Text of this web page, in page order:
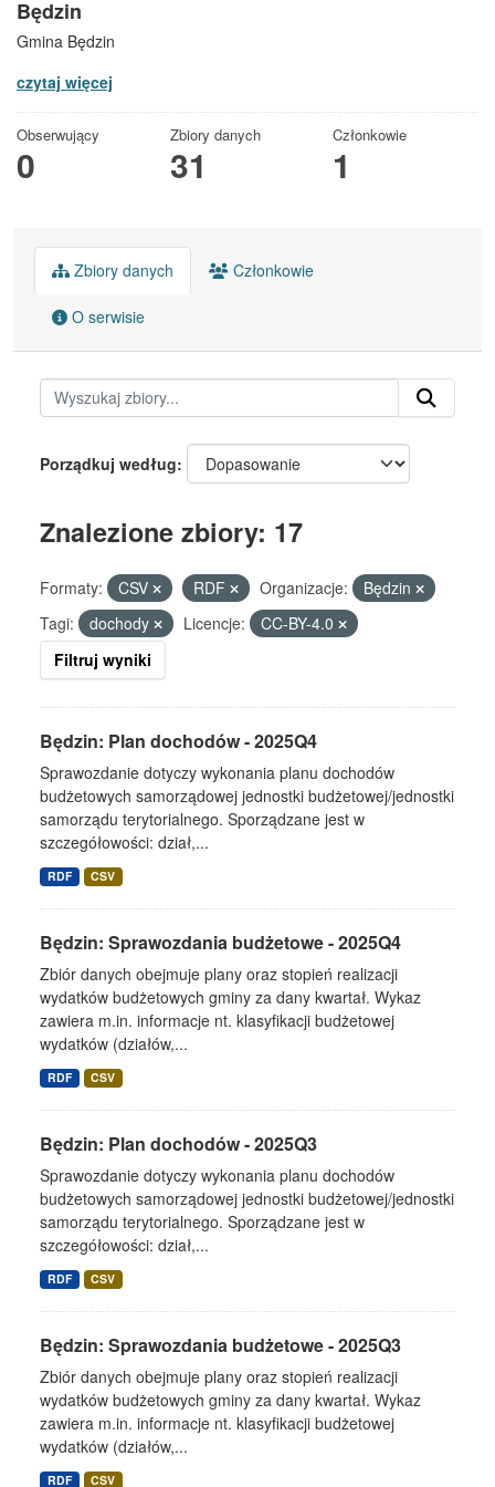
Będzin
Gmina Będzin
czytaj więcej
Obserwujący
0
Zbiory danych
31
Członkowie
1
Zbiory danych Członkowie
O serwisie
Porządkuj według
Znalezione zbiory: 17
Formaty: CSV RDF Organizacje:
Będzin
Tagi:
dochody Licencje:
CC-BY-4.0
Filtruj wyniki
Będzin: Plan dochodów - 2025Q4
Sprawozdanie dotyczy wykonania planu dochodów
budżetowych samorządowej jednostki budżetowej/jednostki
samorządu terytorialnego. Sporządzane jest w
szczegółowości: dział,...
RDF CSV
Będzin: Sprawozdania budżetowe - 2025Q4
Zbiór danych obejmuje plany oraz stopień realizacji
wydatków budżetowych gminy za dany kwartał. Wykaz
zawiera m.in. informacje nt. klasyfikacji budżetowej
wydatków (działów,...
RDF CSV
Będzin: Plan dochodów - 2025Q3
Sprawozdanie dotyczy wykonania planu dochodów
budżetowych samorządowej jednostki budżetowej/jednostki
samorządu terytorialnego. Sporządzane jest w
szczegółowości: dział,...
RDF CSV
Będzin: Sprawozdania budżetowe - 2025Q3
Zbiór danych obejmuje plany oraz stopień realizacji
wydatków budżetowych gminy za dany kwartał. Wykaz
zawiera m.in. informacje nt. klasyfikacji budżetowej
wydatków (działów,...
RDF CSV